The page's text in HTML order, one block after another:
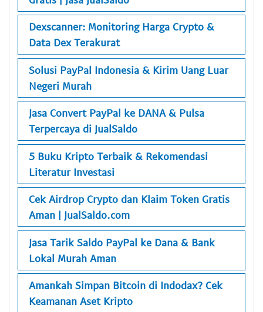
Dexscanner: Monitoring Harga Crypto &
Data Dex Terakurat
Solusi PayPal Indonesia & Kirim Uang Luar
Negeri Murah
Jasa Convert PayPal ke DANA & Pulsa
Terpercaya di JualSaldo
5 Buku Kripto Terbaik & Rekomendasi
Literatur Investasi
Cek Airdrop Crypto dan Klaim Token Gratis
Aman | JualSaldo.com
Jasa Tarik Saldo PayPal ke Dana & Bank
Lokal Murah Aman
Amankah Simpan Bitcoin di Indodax? Cek
Keamanan Aset Kripto